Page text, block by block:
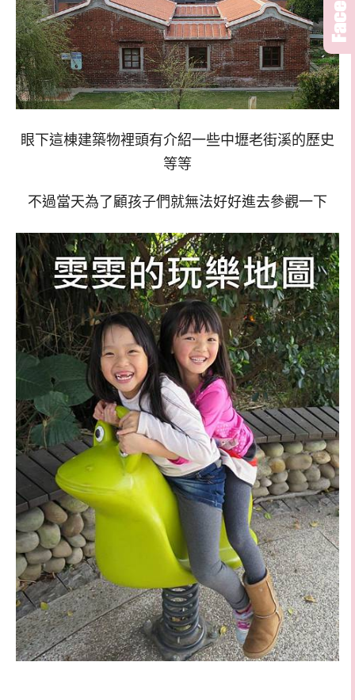
眼下這棟建築物裡頭有介紹一些中壢老街溪的歷史
等等
不過當天為了顧孩子們就無法好好進去參觀一下